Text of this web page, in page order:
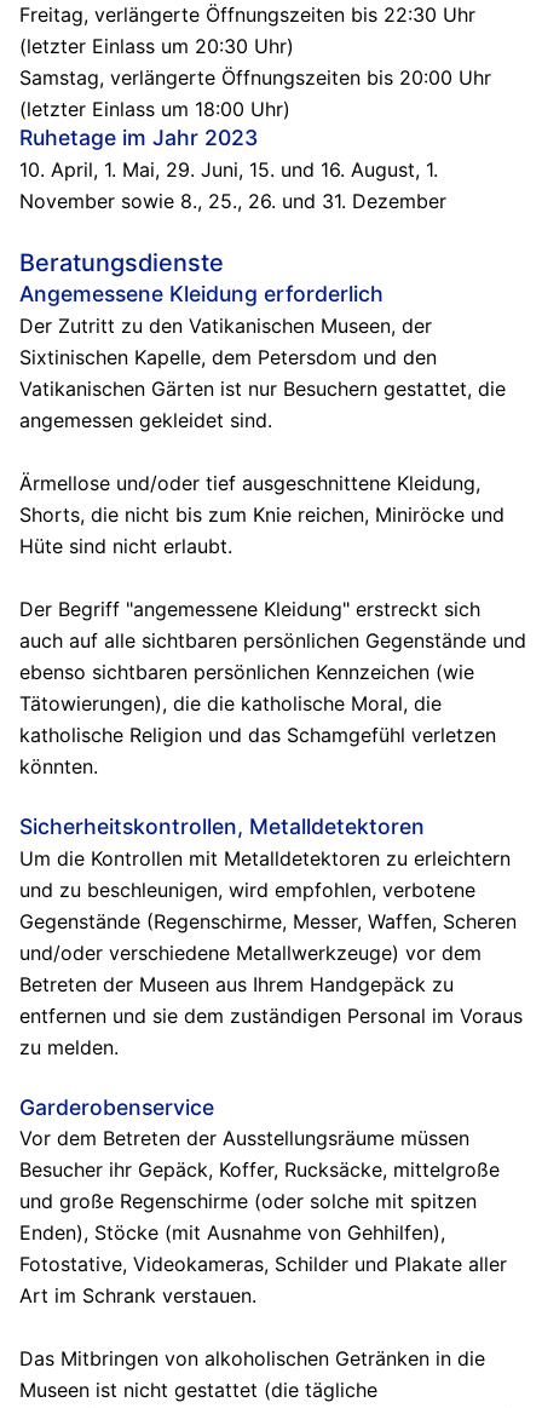
Freitag, verlängerte Öffnungszeiten bis 22:30 Uhr
(letzter Einlass um 20:30 Uhr)
Samstag, verlängerte Öffnungszeiten bis 20:00 Uhr
(letzter Einlass um 18:00 Uhr)
Ruhetage im Jahr 2023
10. April, 1. Mai, 29. Juni, 15. und 16. August, 1.
November sowie 8., 25., 26. und 31. Dezember
Beratungsdienste
Angemessene Kleidung erforderlich
Der Zutritt zu den Vatikanischen Museen, der
Sixtinischen Kapelle, dem Petersdom und den
Vatikanischen Gärten ist nur Besuchern gestattet, die
angemessen gekleidet sind.
Ärmellose und/oder tief ausgeschnittene Kleidung,
Shorts, die nicht bis zum Knie reichen, Miniröcke und
Hüte sind nicht erlaubt.
Der Begriff "angemessene Kleidung" erstreckt sich
auch auf alle sichtbaren persönlichen Gegenstände und
ebenso sichtbaren persönlichen Kennzeichen (wie
Tätowierungen), die die katholische Moral, die
katholische Religion und das Schamgefühl verletzen
könnten.
Sicherheitskontrollen, Metalldetektoren
Um die Kontrollen mit Metalldetektoren zu erleichtern
und zu beschleunigen, wird empfohlen, verbotene
Gegenstände (Regenschirme, Messer, Waffen, Scheren
und/oder verschiedene Metallwerkzeuge) vor dem
Betreten der Museen aus Ihrem Handgepäck zu
entfernen und sie dem zuständigen Personal im Voraus
zu melden.
Garderobenservice
Vor dem Betreten der Ausstellungsräume müssen
Besucher ihr Gepäck, Koffer, Rucksäcke, mittelgroße
und große Regenschirme (oder solche mit spitzen
Enden), Stöcke (mit Ausnahme von Gehhilfen),
Fotostative, Videokameras, Schilder und Plakate aller
Art im Schrank verstauen.
Das Mitbringen von alkoholischen Getränken in die
Museen ist nicht gestattet (die tägliche